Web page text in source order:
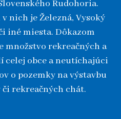
Rudohoria.
nich je Železná, Vysoký
iné miesta. Dôkazom
rekreačných a
celej obce a neutíchajúci
o pozemky na výstavbu
rekreačných chát.